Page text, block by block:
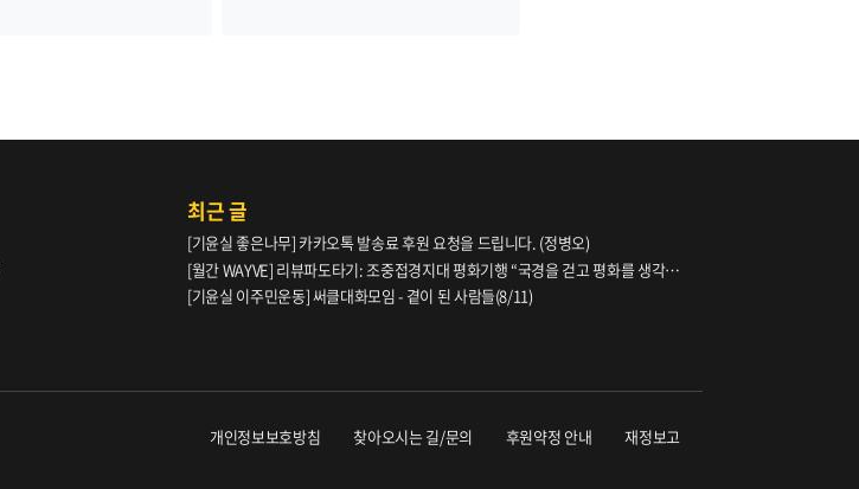
최근 글
[기윤실 좋은나무] 카카오톡 발송료 후원 요청을 드립니다. (정병오)
[월간 WAYVE] 리뷰파도타기: 조중접경지대 평화기행 “국경을 걷고 평화를 생각하
다” _ 105호
[기윤실 이주민운동] 써클대화모임 - 곁이 된 사람들(8/11)
개인정보보호방침 찾아오시는 길/문의 후원약정 안내 재정보고